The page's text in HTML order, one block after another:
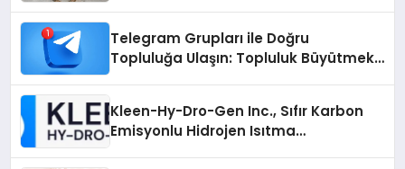
Telegram Grupları ile Doğru
Topluluğa Ulaşın: Topluluk Büyütmek
Kleen-Hy-Dro-Gen Inc., Sıfır Karbon
Emisyonlu Hidrojen Isıtma